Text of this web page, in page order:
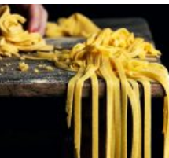
o puré de tomate italiano,
un buen fondo de armario
porque como bien sabéis la
los ingredientes de nuestras
para que triunfes.